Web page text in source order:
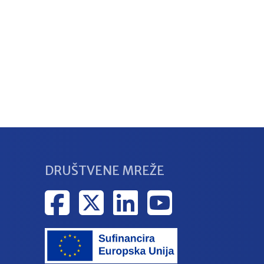
DRUŠTVENE MREŽE